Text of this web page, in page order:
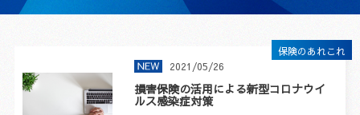
保険のあれこれ
2021/05/26
損害保険の活用による新型コロナウイ
ルス感染症対策